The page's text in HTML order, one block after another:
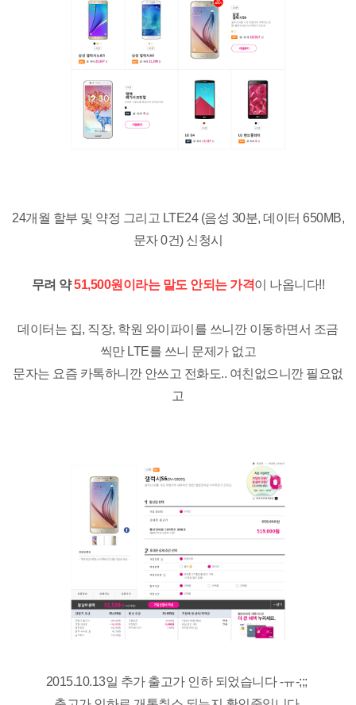
24개월 할부 및 약정 그리고 LTE24 (음성 30분, 데이터 650MB,
문자 0건) 신청시
무려 약51,500원이라는 말도 안되는 가격이 나옵니다!!
데이터는 집, 직장, 학원 와이파이를 쓰니깐 이동하면서 조금
씩만 LTE를 쓰니 문제가 없고
문자는 요즘 카톡하니깐 안쓰고 전화도.. 여친없으니깐 필요없
고
2015.10.13일 추가 출고가 인하 되었습니다 -ㅠ-;;;